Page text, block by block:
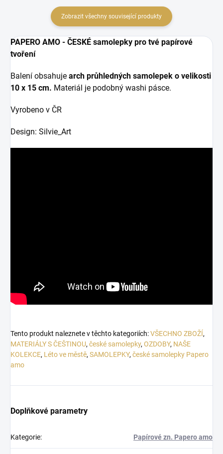
Zobrazit všechny související produkty
PAPERO AMO - ČESKÉ samolepky pro tvé papírové
tvoření
Balení obsahuje arch průhledných samolepek o velikosti
10 x 15 cm. Materiál je podobný washi pásce.
Vyrobeno v ČR
Design: Silvie_Art
Tento produkt naleznete v těchto kategoriích:VŠECHNO ZBOŽÍ,
MATERIÁLY S ČEŠTINOU, české samolepky, OZDOBY, NAŠE
KOLEKCE, Léto ve městě, SAMOLEPKY, české samolepky Papero
amo
Doplňkové parametry
Kategorie: Papírové zn. Papero amo